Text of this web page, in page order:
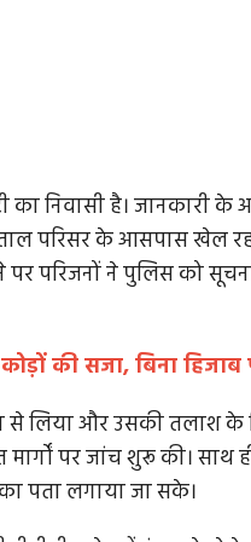
निवासी है। जानकारी के
परिसर के आसपास खेल
परिजनों ने पुलिस को
की सजा, बिना हिजाब
से लिया और उसकी तलाश
पर जांच शुरू की। साथ
पता लगाया जा सके।